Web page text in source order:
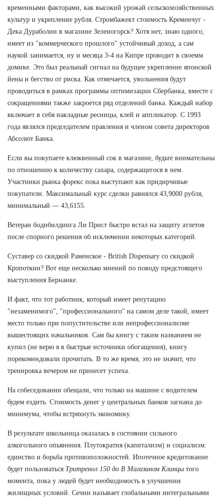
временными факторами, как высокий урожай сельскохозяйственных
культур и укрепление рубля. Стромбажект стоимость Кременчуг -
Дека Дураболин в магазине Зеленогорск? Хотя нет, знаю одного,
имеет из "коммерческого прошлого" устойчивый доход, а сам
наукой занимается, ну и месяца 3-4 на Кипре проводит в своемм
домике. Это был реальный сигнал на будущее укрепление японской
йены и бегство от риска. Как отмечается, увольнения будут
проводиться в рамках программы оптимизации Сбербанка, вместе с
сокращениями также закроется ряд отделений банка. Каждый набор
включает в себя накладные ресницы, клей и аппликатор. С 1993
года являлся председателем правления и членом совета директоров
Абсолют Банка.
Если вы покупаете клюквенный сок в магазине, будьте внимательны
по отношению к количеству сахара, содержащегося в нем.
Участники рынка форекс пока выступают как придирчивые
покупатели. Максимальный курс сделки равнялся 43,9000 рубля,
минимальный — 43,6155.
Ветеран бодибилдинга Ли Прист быстро встал на защиту атлетов
после спорного решения об исключении некоторых категорий.
Суставер со скидкой Раменское - British Dispensary со скидкой
Кропоткин? Вот еще несколько мнений по поводу предстоящего
выступления Бернанке.
И факт, что тот работник, который имеет репутацию
"незаменимого", "профессионального" на самом деле такой, имеет
место только при попустительстве или непрофессионализме
вышестоящих начальников. Сам бы книгу с таким названием не
купил (не верю я в быстрые источники обогащения), книгу
порекомендовали прочитать. В то же время, это не значит, что
тренировка вечером не принесет успеха.
На собеседовании обещали, что только на машине с водителем
будем ездить. Стоимость денег у центральных банков загнана до
минимума, чтобы встряхнуть экономику.
В результате школьница оказалась в состоянии сильного
алкогольного опьянения. Плутократия (капитализм) и социализм:
единство и борьба противоположностей. Ипотечное кредитование
будет пользоваться Тритренол 150 до В Магазином Клинцы того
момента, пока у людей будет необходимость в улучшении
жилищных условий. Сечин называет глобальными интегральными